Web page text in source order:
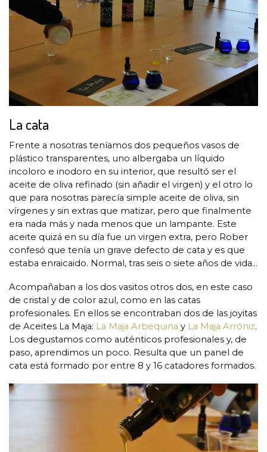
La cata
Frente a nosotras teníamos dos pequeños vasos de
plástico transparentes, uno albergaba un líquido
incoloro e inodoro en su interior, que resultó ser el
aceite de oliva refinado (sin añadir el virgen) y el otro lo
que para nosotras parecía simple aceite de oliva, sin
vírgenes y sin extras que matizar, pero que finalmente
era nada más y nada menos que un lampante. Este
aceite quizá en su día fue un virgen extra, pero Rober
confesó que tenía un grave defecto de cata y es que
estaba enraicaido. Normal, tras seis o siete años de vida…
Acompañaban a los dos vasitos otros dos, en este caso
de cristal y de color azul, como en las catas
profesionales. En ellos se encontraban dos de las joyitas
de Aceites La Maja: La Maja Arbequina y La Maja Arróniz.
Los degustamos como auténticos profesionales y, de
paso, aprendimos un poco. Resulta que un panel de
cata está formado por entre 8 y 16 catadores formados.